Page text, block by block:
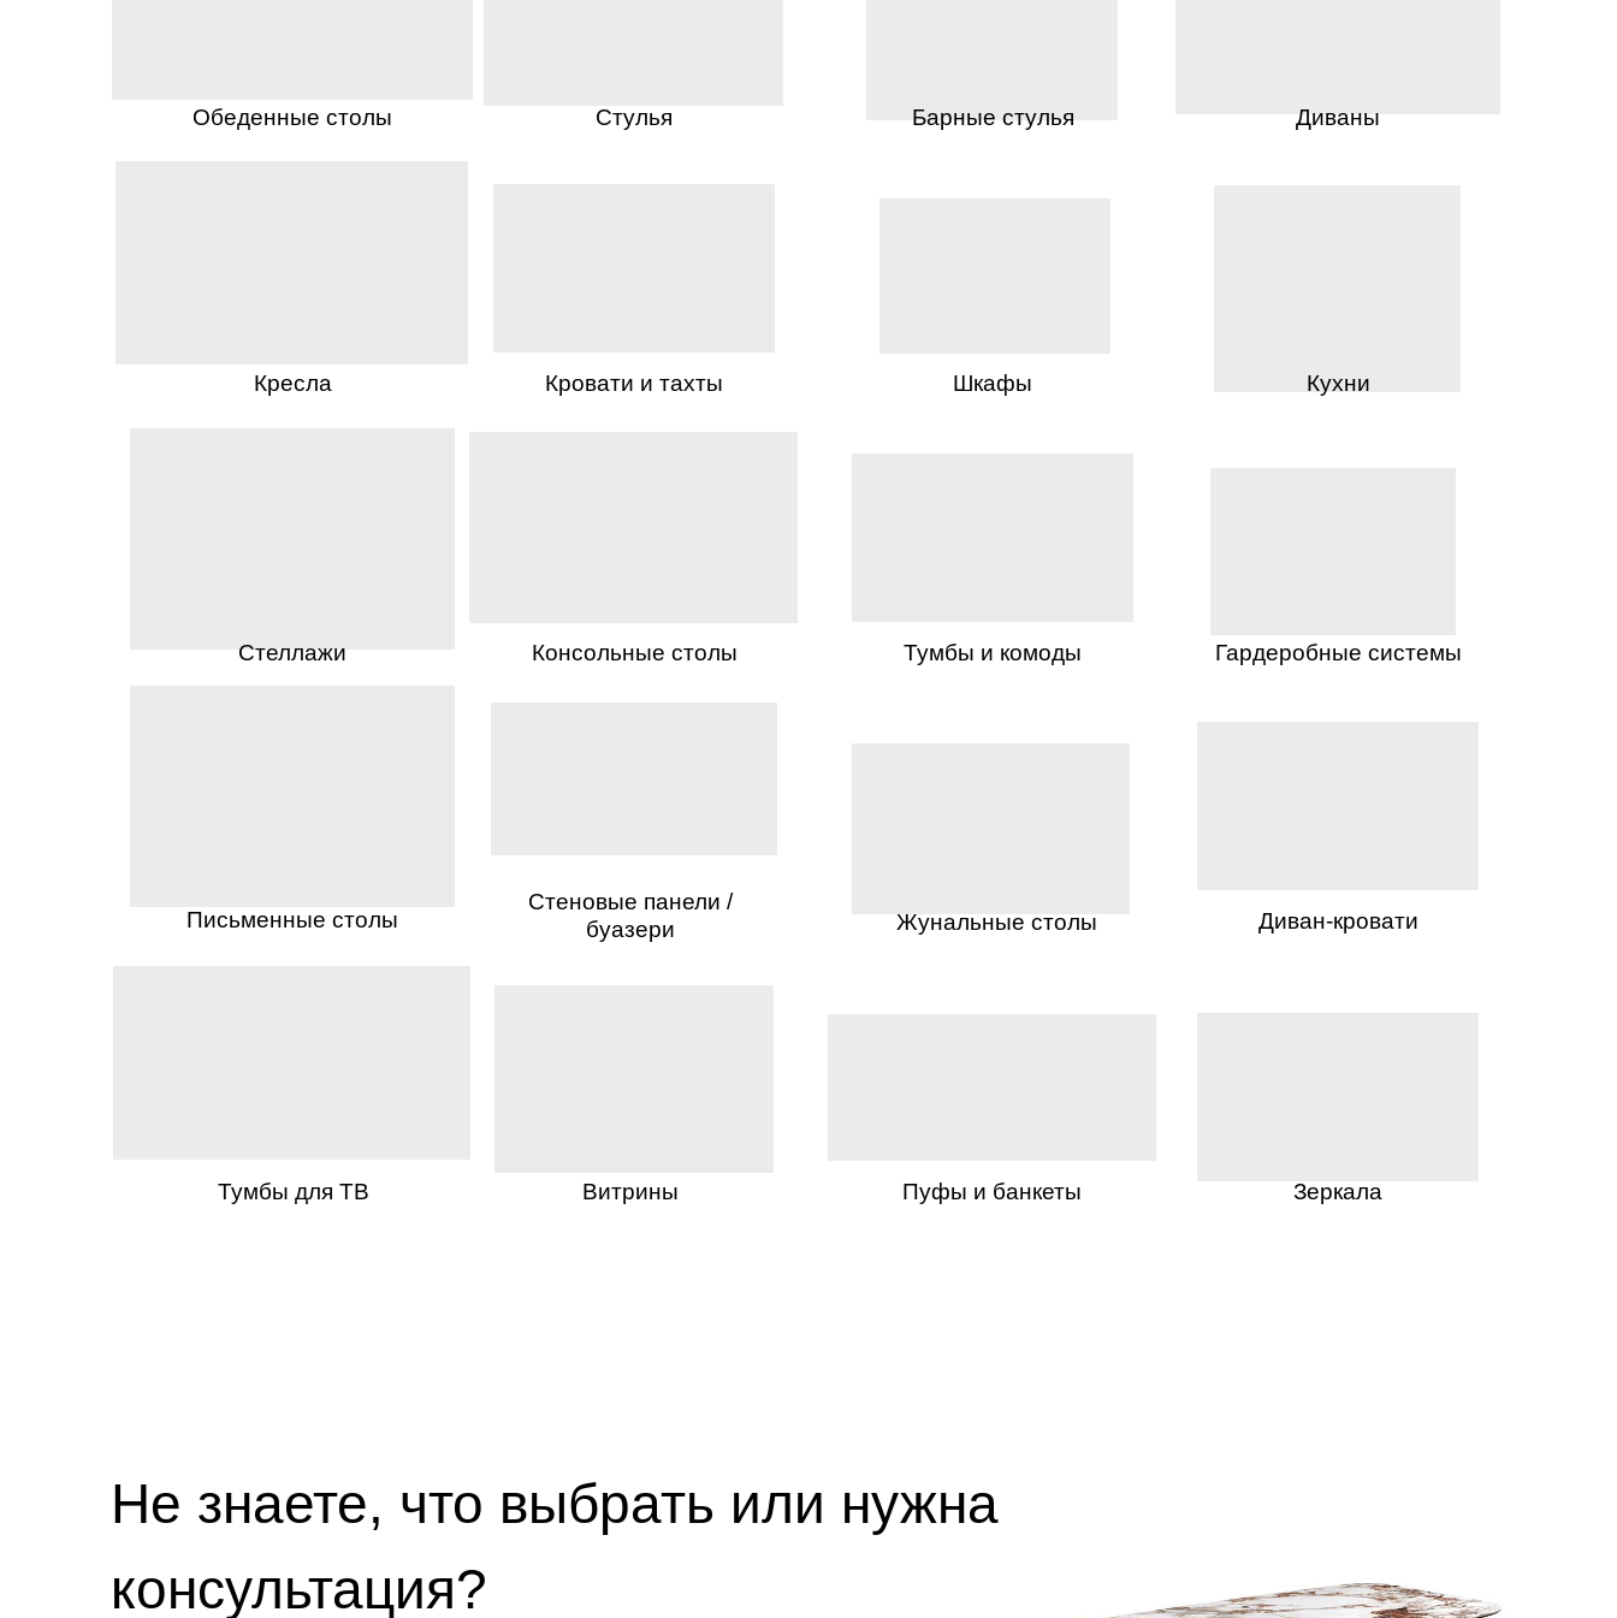
Обеденные столы Стулья Барные стулья Диваны
Стеллажи
Кровати и тахты Кухни
Кресла
Тумбы и комоды
Консольные столы
Витрины
Диван-кровати
Тумбы для ТВ
Жунальные столы
Пуфы и банкеты Зеркала
Гардеробные системы
Шкафы
Стеновые панели /
буазери
Письменные столы
Не знаете, что выбрать или нужна
консультация?